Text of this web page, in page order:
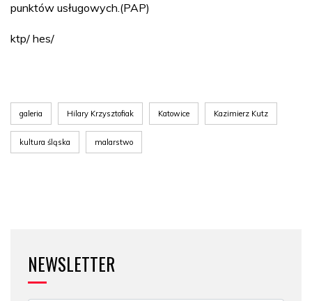
punktów usługowych.(PAP)
ktp/ hes/
galeria Hilary Krzysztofiak Katowice Kazimierz Kutz
kultura śląska malarstwo
NEWSLETTER